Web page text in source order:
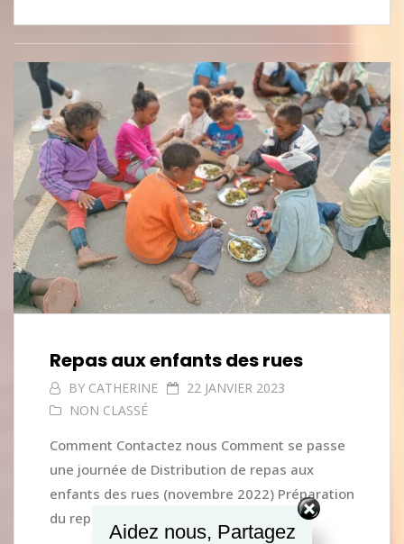
Repas aux enfants des rues
BY CATHERINE
22 JANVIER 2023
NON CLASSÉ
Comment Contactez nous Comment se passe
une journée de Distribution de repas aux
enfants des rues (novembre 2022) Préparation
du repas Achat des ingrédients de...
Aidez nous, Partagez